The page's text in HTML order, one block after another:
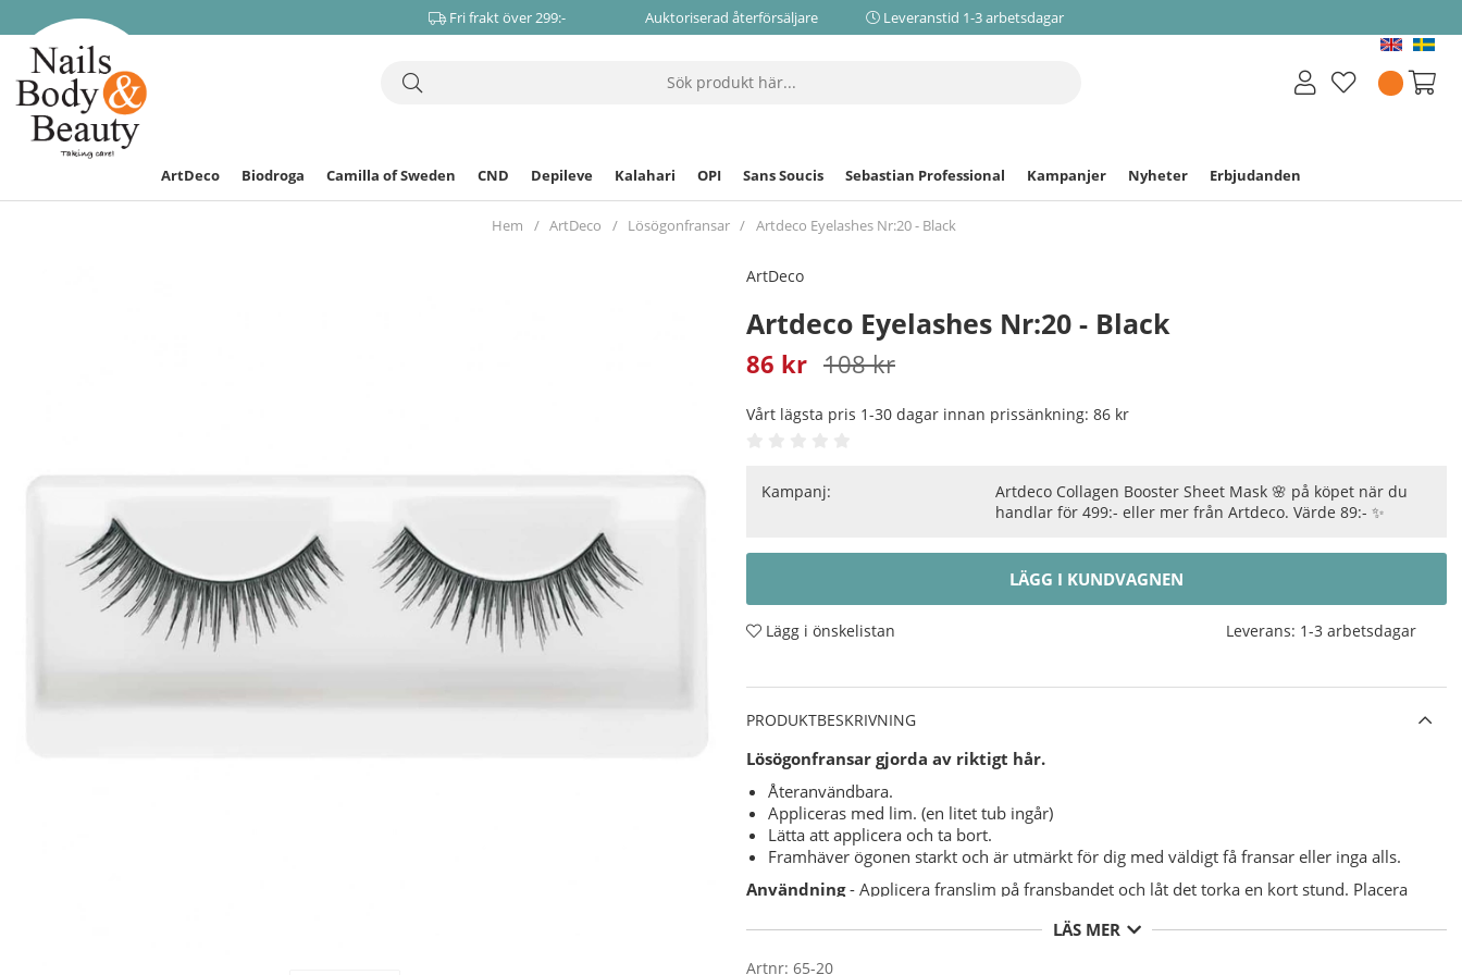
Fri frakt över 299:- Auktoriserad återförsäljare Leveranstid 1-3 arbetsdagar
ArtDeco Biodroga Camilla of Sweden CND Depileve Kalahari OPI Sans Soucis Sebastian Professional Kampanjer Nyheter Erbjudanden
Hem ArtDeco Lösögonfransar Artdeco Eyelashes Nr:20 - Black
ArtDeco
Artdeco Eyelashes Nr:20 - Black
108kr
86 kr
Vårt lägsta pris 1-30 dagar innan prissänkning: 86 kr
Kampanj:
Artdeco Collagen Booster Sheet Mask 🌸 på köpet när du
handlar för 499:- eller mer från Artdeco. Värde 89:- ✨
LÄGG I KUNDVAGNEN
Lägg i önskelistan Leverans: 1-3 arbetsdagar
PRODUKTBESKRIVNING
Lösögonfransar gjorda av riktigt hår.
Återanvändbara.
Appliceras med lim. (en litet tub ingår)
Lätta att applicera och ta bort.
Framhäver ögonen starkt och är utmärkt för dig med väldigt få fransar eller inga alls.
Användning- Applicera franslim på fransbandet och låt det torka en kort stund. Placera
dem försiktigt.
LÄS MER
Artnr: 65-20